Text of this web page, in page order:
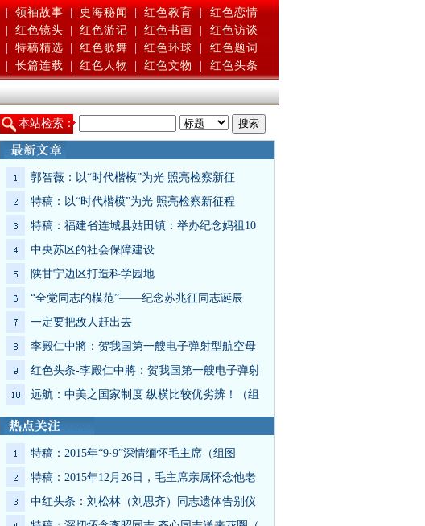
| 领袖故事 | 史海秘闻 | 红色教育 |
红色恋情
红色镜头 红色游记 红色书画
红色访谈
特稿精选 红色歌舞 红色环球
红色题词
长篇连载 红色人物 红色文物 红色头条
本站检索：
郭智薇：以“时代楷模”为光 照亮检察新征
特稿：以“时代楷模”为光 照亮检察新征程
特稿：福建省连城县姑田镇：举办纪念妈祖10
中央苏区的社会保障建设
陕甘宁边区打造科学园地
“全党同志的模范”——纪念苏兆征同志诞辰
一定要把敌人赶出去
李殿仁中將：贺我国第一艘电子弹射型航空母
红色头条-李殿仁中將：贺我国第一艘电子弹射
远航：中美之国家制度 纵横比较优劣辨！（组
特稿：2015年“9·9”深情缅怀毛主席（组图
特稿：2015年12月26日，毛主席亲属怀念他老
中红头条：刘松林（刘思齐）同志遗体告别仪